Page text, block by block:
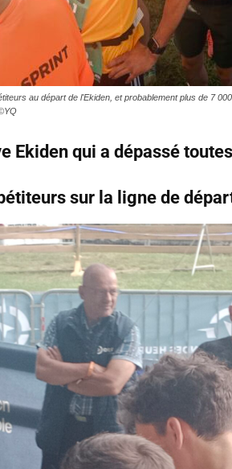
au départ de l'Ekiden, et probablement plus de 7
Ekiden qui a dépassé
sur la ligne de